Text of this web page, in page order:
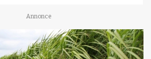
Annonce